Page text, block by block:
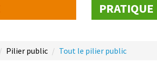
PRATIQUE
Pilier public Tout le pilier public